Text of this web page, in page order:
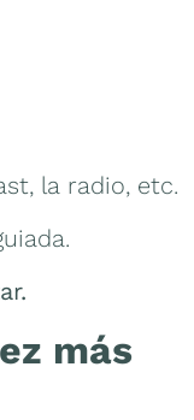
la radio, etc.
más